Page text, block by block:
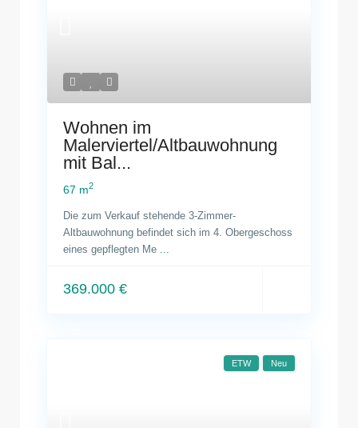
Wohnen im
Malerviertel/Altbauwohnung
mit Bal...
67 m2
Die zum Verkauf stehende 3-Zimmer-
Altbauwohnung befindet sich im 4. Obergeschoss
eines gepflegten Me
369.000 €
ETW Neu